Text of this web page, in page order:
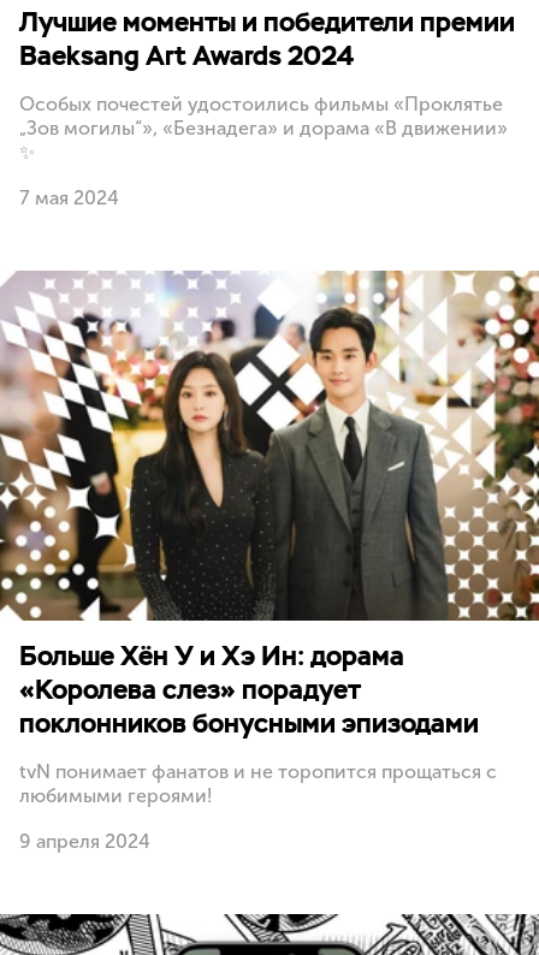
Лучшие моменты и победители премии
Baeksang Art Awards 2024
Особых почестей удостоились фильмы «Проклятье
„Зов могилы“», «Безнадега» и дорама «В движении»
✨
7 мая 2024
Больше Хён У и Хэ Ин: дорама
«Королева слез» порадует
поклонников бонусными эпизодами
tvN понимает фанатов и не торопится прощаться с
любимыми героями!
9 апреля 2024